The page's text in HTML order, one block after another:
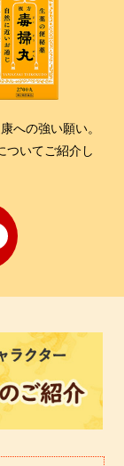
への強い願い。
ついてご紹介し